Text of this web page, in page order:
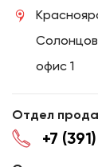
офис 1
Отдел
+7